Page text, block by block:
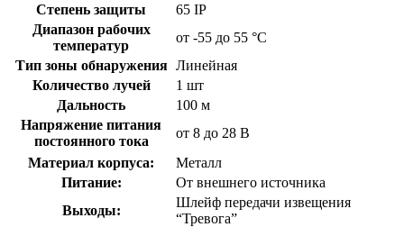
Степень защиты
65 IP
Диапазон рабочих
температур
от -55 до 55 °С
Тип зоны обнаружения Линейная
Количество лучей
1 шт
Дальность
100 м
Напряжение питания
постоянного тока
от 8 до 28 В
Материал корпуса:
Металл
Питание:
От внешнего источника
Выходы:
Шлейф передачи извещения
“Тревога”